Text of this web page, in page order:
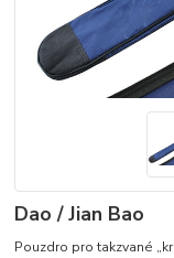
Dao / Jian Bao
Pouzdro pro takzvané